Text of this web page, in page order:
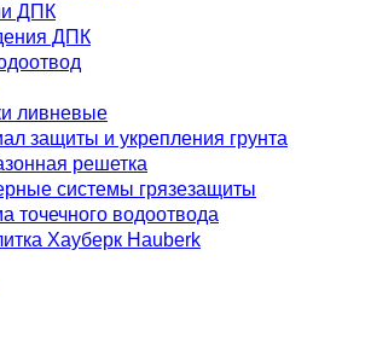
ДПК
ДПК
ливневые
защиты и укрепления грунта
решетка
системы грязезащиты
точечного водоотвода
Хауберк Hauberk